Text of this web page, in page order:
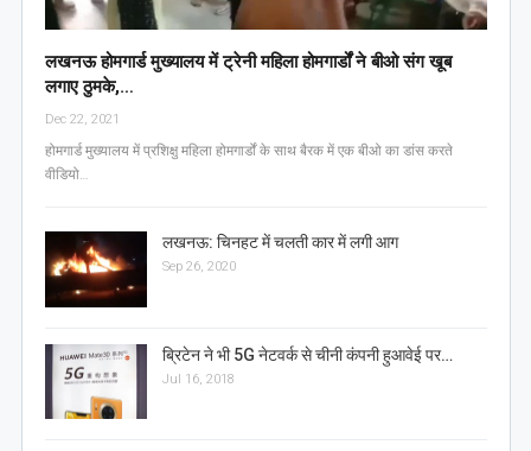
लखनऊ होमगार्ड मुख्यालय में ट्रेनी महिला होमगार्डों ने बीओ संग खूब
लगाए ठुमके,…
Dec 22, 2021
होमगार्ड मुख्यालय में प्रशिक्षु महिला होमगार्डों के साथ बैरक में एक बीओ का डांस करते
वीडियो…
लखनऊ: चिनहट में चलती कार में लगी आग
Sep 26, 2020
ब्रिटेन ने भी 5G नेटवर्क से चीनी कंपनी हुआवेई पर…
Jul 16, 2018